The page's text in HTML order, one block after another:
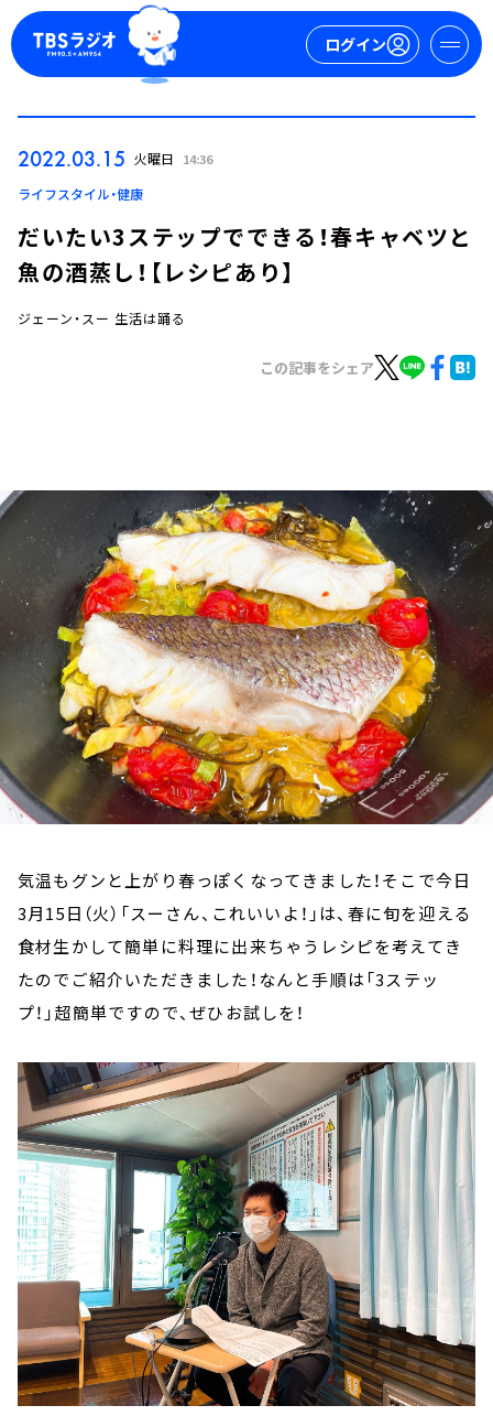
ログイン
ログイン
お知らせ
イベント・グッズ
YouTube
会社情報
2022.03.15 火曜日 14:36
ライフスタイル・健康
だいたい3ステップでできる！春キャベツと
魚の酒蒸し！【レシピあり】
ジェーン・スー 生活は踊る
この記事をシェア
気温もグンと上がり春っぽくなってきました！そこで今日
3月15日（火）「スーさん、これいいよ！」は、春に旬を迎える
食材生かして簡単に料理に出来ちゃうレシピを考えてき
たのでご紹介いただきました！なんと手順は「3ステッ
プ！」超簡単ですので、ぜひお試しを！